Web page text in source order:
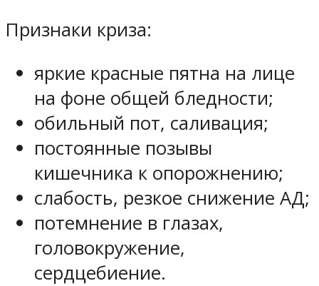
Признаки криза:
яркие красные пятна на лице
на фоне общей бледности;
обильный пот, саливация;
постоянные позывы
кишечника к опорожнению;
слабость, резкое снижение АД;
потемнение в глазах,
головокружение,
сердцебиение.